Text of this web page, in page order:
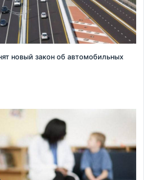
новый закон об автомобильных